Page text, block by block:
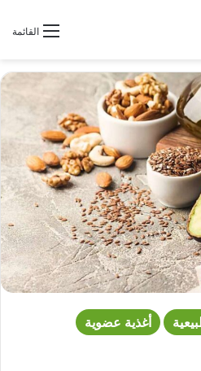
القائمةبحث عن
أغذية عضوية